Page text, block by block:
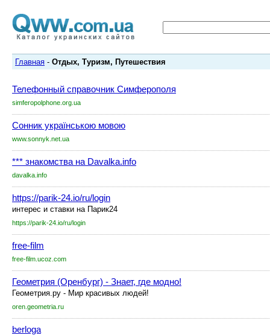
Главная - Отдых, Туризм, Путешествия
Телефонный справочник Симферополя
simferopolphone.org.ua
Сонник українською мовою
www.sonnyk.net.ua
*** знакомства на Davalka.info
davalka.info
https://parik-24.io/ru/login
интерес и ставки на Парик24
https://parik-24.io/ru/login
free-film
free-film.ucoz.com
Геометрия (Оренбург) - Знает, где модно!
Геометрия.ру - Мир красивых людей!
oren.geometria.ru
berloga